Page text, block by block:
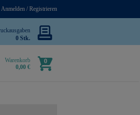
Anmelden / Registrieren
0 Stk.
Warenkorb
0,00 €
0